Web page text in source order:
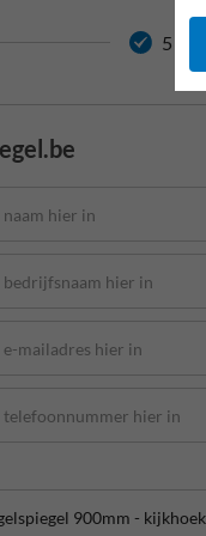
5